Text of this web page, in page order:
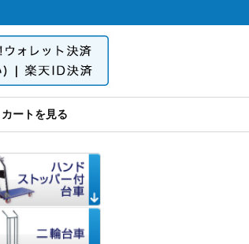
カートを見る